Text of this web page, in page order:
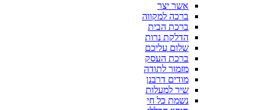
אשר יצר
ברכה למקווה
ברכת הבית
הדלקת נרות
שלום עליכם
ברכת העסק
מזמור לתודה
מודים דרבנן
שיר למעלות
נשמת כל חי